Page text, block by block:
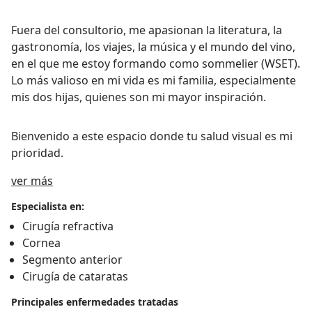
Fuera del consultorio, me apasionan la literatura, la
gastronomía, los viajes, la música y el mundo del vino,
en el que me estoy formando como sommelier (WSET).
Lo más valioso en mi vida es mi familia, especialmente
mis dos hijas, quienes son mi mayor inspiración.
Bienvenido a este espacio donde tu salud visual es mi
prioridad.
ver más
Especialista en:
Cirugía refractiva
Cornea
Segmento anterior
Cirugía de cataratas
Principales enfermedades tratadas